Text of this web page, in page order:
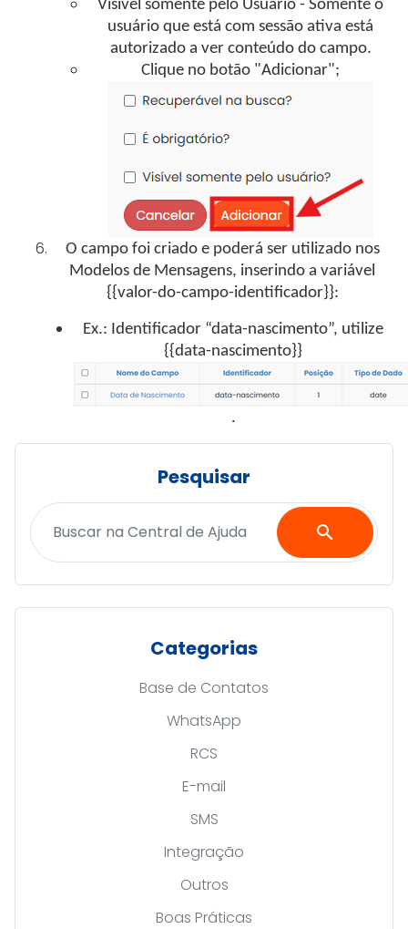
Visível somente pelo Usuário - Somente o
usuário que está com sessão ativa está
autorizado a ver conteúdo do campo.
Clique no botão "Adicionar";
O campo foi criado e poderá ser utilizado nos
Modelos de Mensagens, inserindo a variável
{{valor-do-campo-identificador}}:
Ex.: Identificador “data-nascimento”, utilize
{{data-nascimento}}
.
Pesquisar
search
Categorias
Base de Contatos
WhatsApp
RCS
E-mail
SMS
Integração
Outros
Boas Práticas